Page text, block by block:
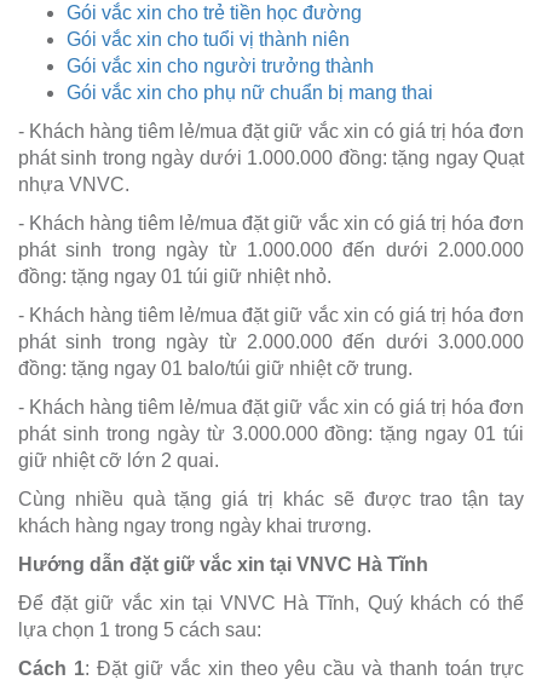
Gói vắc xin cho trẻ tiền học đường
Gói vắc xin cho tuổi vị thành niên
Gói vắc xin cho người trưởng thành
Gói vắc xin cho phụ nữ chuẩn bị mang thai
- Khách hàng tiêm lẻ/mua đặt giữ vắc xin có giá trị hóa đơn
phát sinh trong ngày dưới 1.000.000 đồng: tặng ngay Quạt
nhựa VNVC.
- Khách hàng tiêm lẻ/mua đặt giữ vắc xin có giá trị hóa đơn
phát sinh trong ngày từ 1.000.000 đến dưới 2.000.000
đồng: tặng ngay 01 túi giữ nhiệt nhỏ.
- Khách hàng tiêm lẻ/mua đặt giữ vắc xin có giá trị hóa đơn
phát sinh trong ngày từ 2.000.000 đến dưới 3.000.000
đồng: tặng ngay 01 balo/túi giữ nhiệt cỡ trung.
- Khách hàng tiêm lẻ/mua đặt giữ vắc xin có giá trị hóa đơn
phát sinh trong ngày từ 3.000.000 đồng: tặng ngay 01 túi
giữ nhiệt cỡ lớn 2 quai.
Cùng nhiều quà tặng giá trị khác sẽ được trao tận tay
khách hàng ngay trong ngày khai trương.
Hướng dẫn đặt giữ vắc xin tại VNVC Hà Tĩnh
Để đặt giữ vắc xin tại VNVC Hà Tĩnh, Quý khách có thể
lựa chọn 1 trong 5 cách sau:
Cách 1: Đặt giữ vắc xin theo yêu cầu và thanh toán trực